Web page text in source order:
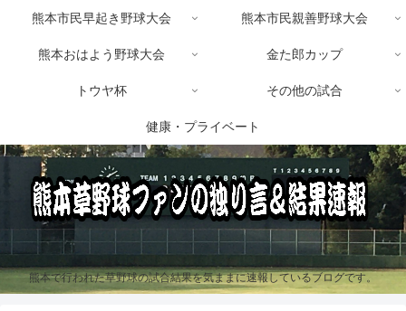
熊本で行われた草野球の試合結果を気ままに速報しているブログです。
熊本市民早起き野球大会 熊本市民親善野球大会
熊本おはよう野球大会 金た郎カップ
トウヤ杯 その他の試合
健康・プライベート